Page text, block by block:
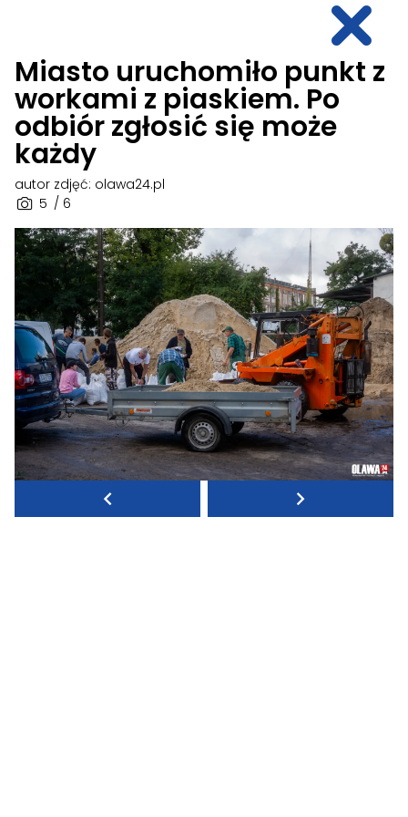
Miasto uruchomiło punkt z
workami z piaskiem. Po
odbiór zgłosić się może
każdy
5 / 6
autor zdjęć: olawa24.pl